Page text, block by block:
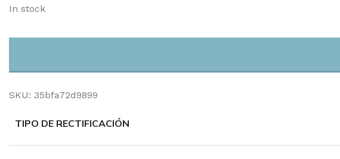
In stock
SKU: 35bfa72d9899
TIPO DE RECTIFICACIÓN